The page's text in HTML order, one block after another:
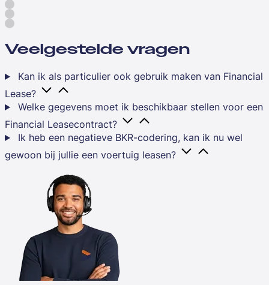
Veelgestelde vragen
Kan ik als particulier ook gebruik maken van Financial
Lease?
Welke gegevens moet ik beschikbaar stellen voor een
Financial Leasecontract?
Ik heb een negatieve BKR-codering, kan ik nu wel
gewoon bij jullie een voertuig leasen?